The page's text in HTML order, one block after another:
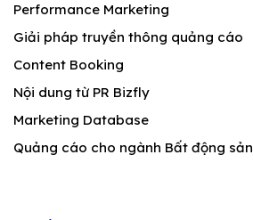
Performance Marketing
Giải pháp truyền thông quảng cáo
Content Booking
Nội dung từ PR Bizfly
Marketing Database
Quảng cáo cho ngành Bất động sản